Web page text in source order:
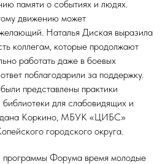
памяти о событиях и людях.
движению может
Наталья Диская выразила
коллегам, которые продолжают
работать даже в боевых
поблагодарили за поддержку.
представлены практики
для слабовидящих и
Коркино, МБУК «ЦИБС»
городского округа.
программы Форума время молодые